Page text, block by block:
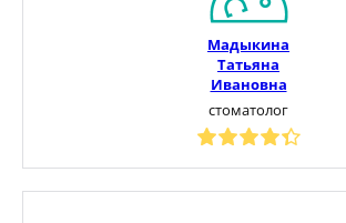
Мадыкина
Татьяна
Ивановна
стоматолог